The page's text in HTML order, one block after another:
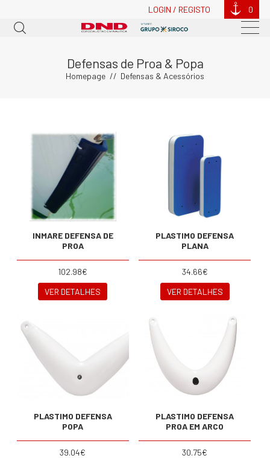
LOGIN / REGISTO 0
Defensas de Proa & Popa
Homepage Defensas & Acessórios
INMARE DEFENSA DE
PROA
102.98€
VER DETALHES
PLASTIMO DEFENSA
PLANA
34.66€
VER DETALHES
PLASTIMO DEFENSA
POPA
39.04€
PLASTIMO DEFENSA
PROA EM ARCO
30.75€